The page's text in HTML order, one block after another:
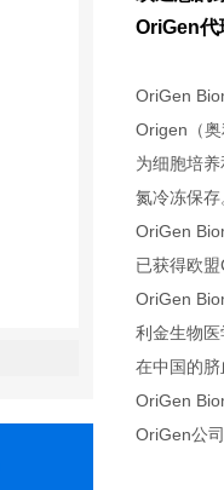
OriGen代
OriGen
Origen（
为细胞培
氮冷冻保存
OriGen
已获得欧
OriGen
利金生物
在中国的
OriGen
OriGen公